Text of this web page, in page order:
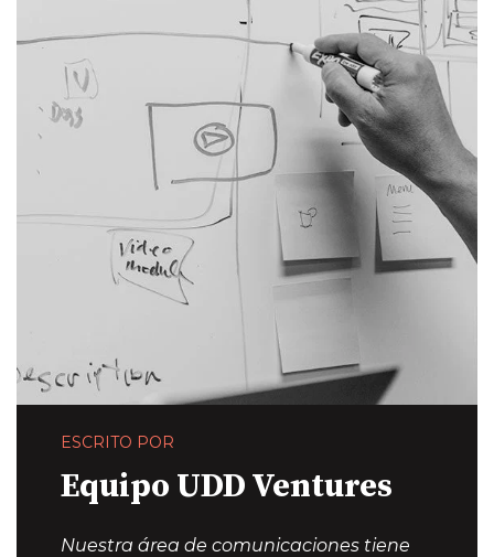
ESCRITO POR
Equipo UDD Ventures
Nuestra área de comunicaciones tiene